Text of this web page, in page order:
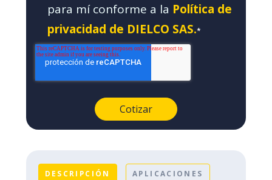
para mí conforme a la Política de
privacidad de DIELCO SAS.*
DESCRIPCIÓN APLICACIONES